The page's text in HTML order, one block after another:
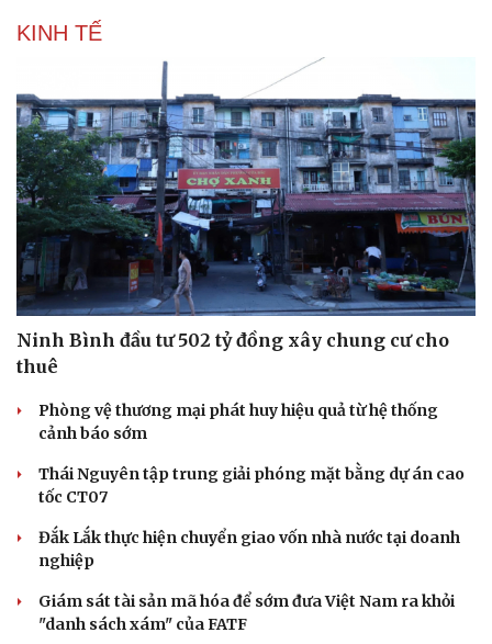
Nam khoa
Ăn sạch sống khỏe
KINH TẾ
Ninh Bình đầu tư 502 tỷ đồng xây chung cư cho
thuê
Phòng vệ thương mại phát huy hiệu quả từ hệ thống
cảnh báo sớm
Thái Nguyên tập trung giải phóng mặt bằng dự án cao
tốc CT07
Đắk Lắk thực hiện chuyển giao vốn nhà nước tại doanh
nghiệp
Giám sát tài sản mã hóa để sớm đưa Việt Nam ra khỏi
"danh sách xám" của FATF